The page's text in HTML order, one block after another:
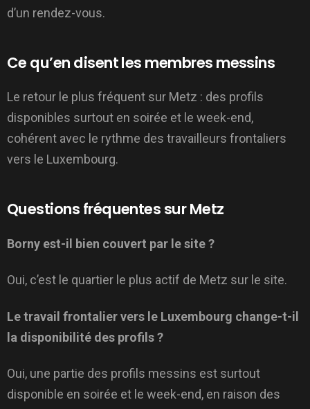
d’un rendez-vous.
Ce qu’en disent les membres messins
Le retour le plus fréquent sur Metz : des profils
disponibles surtout en soirée et le week-end,
cohérent avec le rythme des travailleurs frontaliers
vers le Luxembourg.
Questions fréquentes sur Metz
Borny est-il bien couvert par le site ?
Oui, c’est le quartier le plus actif de Metz sur le site.
Le travail frontalier vers le Luxembourg change-t-il
la disponibilité des profils ?
Oui, une partie des profils messins est surtout
disponible en soirée et le week-end, en raison des